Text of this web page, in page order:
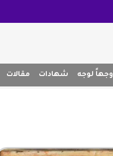
وجهاً لوجه شهادات مقالات